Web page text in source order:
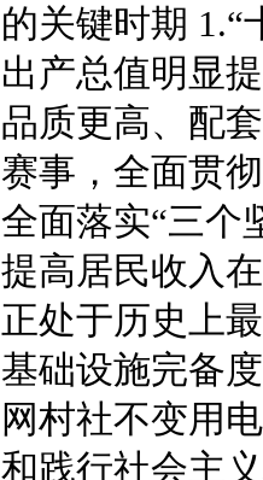
的关键时期
出产总值明显
品质更高、配
赛事，全面贯
全面落实“三个
提高居民收入
正处于历史上
基础设施完备
网村社不变用
和践行社会主